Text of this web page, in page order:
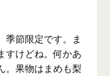
季節限定です。ま
すけどね。何かあ
。果物はまめも梨